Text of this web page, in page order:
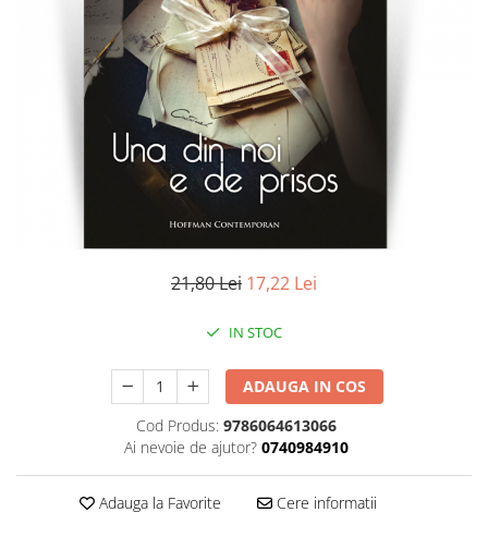
Contemporana
Sociologie si filozofie
21,80 Lei 17,22 Lei
IN STOC
ADAUGA IN COS
Cod Produs: 9786064613066
Ai nevoie de ajutor? 0740984910
Adauga la Favorite Cere informatii